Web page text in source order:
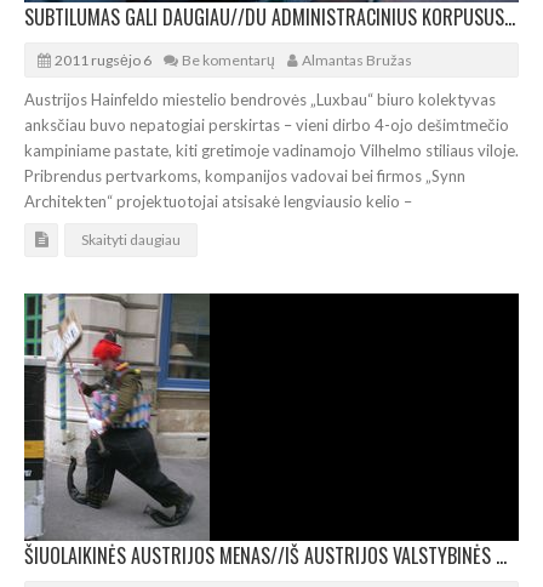
SUBTILUMAS GALI DAUGIAU//DU ADMINISTRACINIUS KORPUSUS SUJUNGĖ GALERIJA
2011 rugsėjo 6 Be komentarų Almantas Bružas
Austrijos Hainfeldo miestelio bendrovės „Luxbau“ biuro kolektyvas
anksčiau buvo nepatogiai perskirtas – vieni dirbo 4-ojo dešimtmečio
kampiniame pastate, kiti gretimoje vadinamojo Vilhelmo stiliaus viloje.
Pribrendus pertvarkoms, kompanijos vadovai bei firmos „Synn
Architekten“ projektuotojai atsisakė lengviausio kelio –
Skaityti daugiau
ŠIUOLAIKINĖS AUSTRIJOS MENAS//IŠ AUSTRIJOS VALSTYBINĖS MENO KOLEKCIJOS